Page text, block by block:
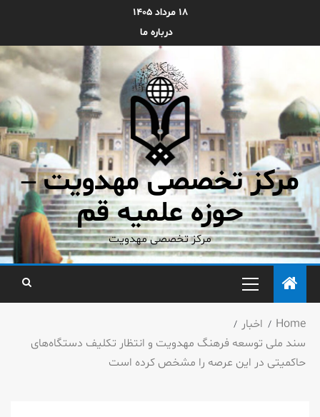
۱۸ مرداد ۱۴۰۵
درباره ما
مرکز تخصصی مهدویت –
حوزه علمیه قم
مرکز تخصصی مهدویت
Home
اخبار
سند ملی توسعه فرهنگ مهدویت و انتظار تکلیف دستگاه‌های
حاکمیتی در این عرصه را مشخص کرده است